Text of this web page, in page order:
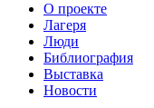
О проекте
Лагеря
Люди
Библиография
Выставка
Новости